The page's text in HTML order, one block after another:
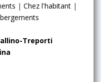
| Chez l'habitant |
Treporti